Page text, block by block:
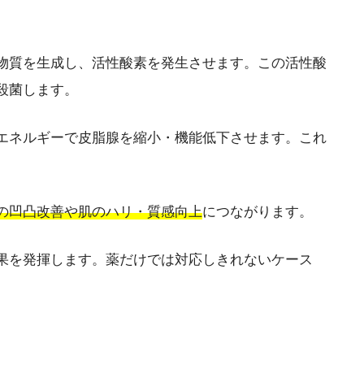
を生成し、活性酸素を発生させます。この活性酸
します。
ルギーで皮脂腺を縮小・機能低下させます。これ
凹凸改善や肌のハリ・質感向上につながります。
発揮します。薬だけでは対応しきれないケース